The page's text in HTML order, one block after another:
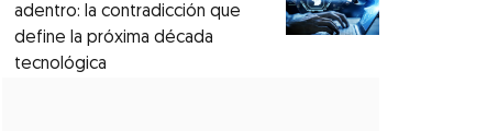
adentro: la contradicción que
define la próxima década
tecnológica